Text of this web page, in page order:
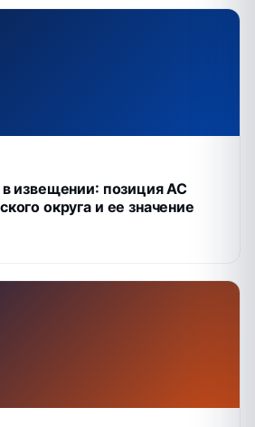
извещении: позиция АС
округа и ее значение